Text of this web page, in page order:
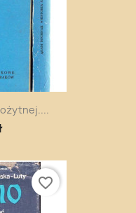
favorite_border